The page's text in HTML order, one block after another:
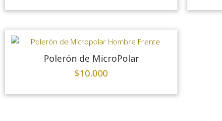
Polerón de MicroPolar
$10.000